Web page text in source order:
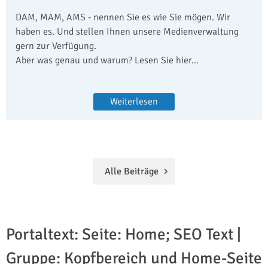
DAM, MAM, AMS - nennen Sie es wie Sie mögen. Wir
haben es. Und stellen Ihnen unsere Medienverwaltung
gern zur Verfügung.
Aber was genau und warum? Lesen Sie hier...
Weiterlesen
Alle Beiträge
Portaltext: Seite: Home; SEO Text |
Gruppe: Kopfbereich und Home-Seite